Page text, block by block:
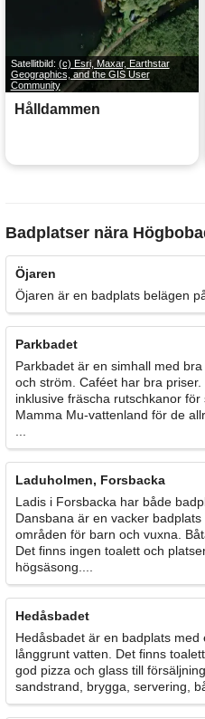
Satellitbild: (c) Esri, Maxar, Earthstar
Geographics, and the GIS User
Community
Hålldammen
Badplatser nära
Öjaren
Öjaren är en badplats belägen
Parkbadet
Parkbadet är en simhall med
och ström. Caféet har bra
inklusive fräscha rutschkanor
Mamma Mu-vattenland för de
Laduholmen, Forsbacka
Ladis i Forsbacka har både
Dansbana är en vacker
områden för barn och vuxna.
Det finns ingen toalett och
högsäsong....
Hedåsbadet
Hedåsbadet är en badplats med
långgrunt vatten. Det finns
god pizza och glass till
sandstrand, brygga, servering,